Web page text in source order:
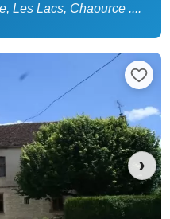
Les Lacs, Chaource ....
›